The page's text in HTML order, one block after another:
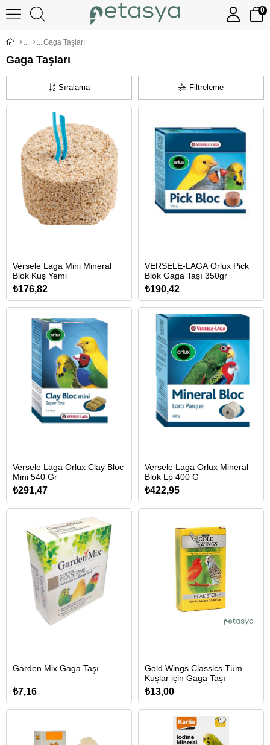
0
Gaga Taşları
Gaga Taşları
Filtreleme
Sıralama
Versele Laga Mini Mineral
Blok Kuş Yemi
₺176,82
VERSELE-LAGA Orlux Pick
Blok Gaga Taşı 350gr
₺190,42
Versele Laga Orlux Clay Bloc
Mini 540 Gr
₺291,47
Versele Laga Orlux Mineral
Blok Lp 400 G
₺422,95
Garden Mix Gaga Taşı
₺7,16
Gold Wings Classics Tüm
Kuşlar için Gaga Taşı
₺13,00